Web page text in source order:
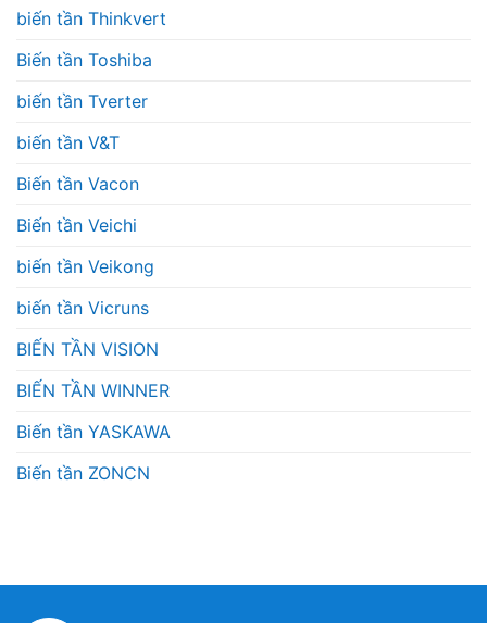
biến tần Thinkvert
Biến tần Toshiba
biến tần Tverter
biến tần V&T
Biến tần Vacon
Biến tần Veichi
biến tần Veikong
biến tần Vicruns
BIẾN TẦN VISION
BIẾN TẦN WINNER
Biến tần YASKAWA
Biến tần ZONCN